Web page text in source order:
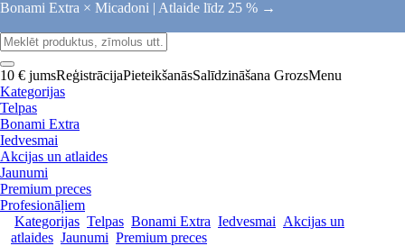
Bonami Extra × Micadoni | Atlaide līdz 25 % →
10 € jumsReģistrācijaPieteikšanāsSalīdzināšana GrozsMenu
Kategorijas
Telpas
Bonami Extra
Iedvesmai
Akcijas un atlaides
Jaunumi
Premium preces
Profesionāļiem
Kategorijas Telpas Bonami Extra Iedvesmai Akcijas un
atlaides Jaunumi Premium preces